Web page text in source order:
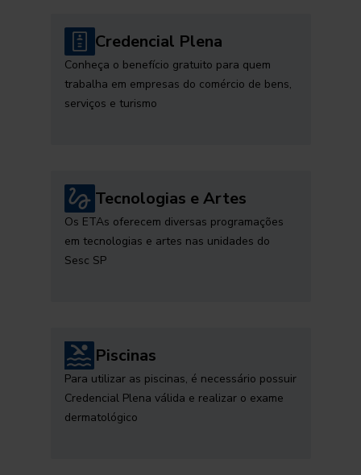
Credencial Plena
Conheça o benefício gratuito para quem
trabalha em empresas do comércio de bens,
serviços e turismo
Tecnologias e Artes
Os ETAs oferecem diversas programações
em tecnologias e artes nas unidades do
Sesc SP
Piscinas
Para utilizar as piscinas, é necessário possuir
Credencial Plena válida e realizar o exame
dermatológico